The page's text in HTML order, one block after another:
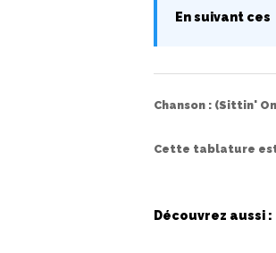
En suivant ces
Chanson : (Sittin'
Cette tablature
Découvrez aussi :